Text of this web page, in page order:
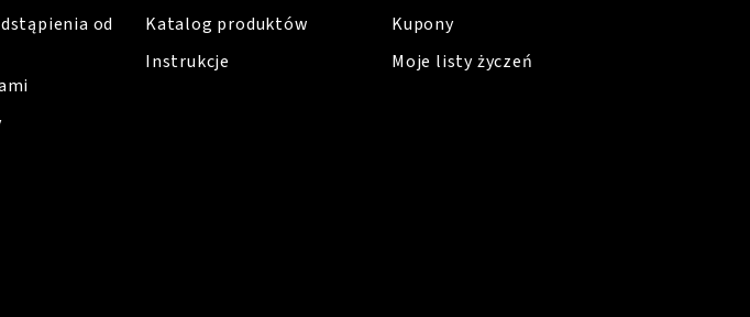
od
Katalog produktów
Instrukcje
Kupony
Moje listy życzeń